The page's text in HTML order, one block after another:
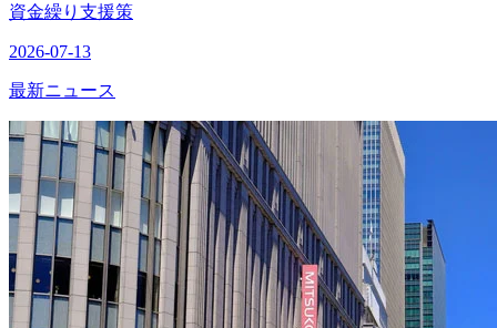
資金繰り支援策
2026-07-13
最新ニュース